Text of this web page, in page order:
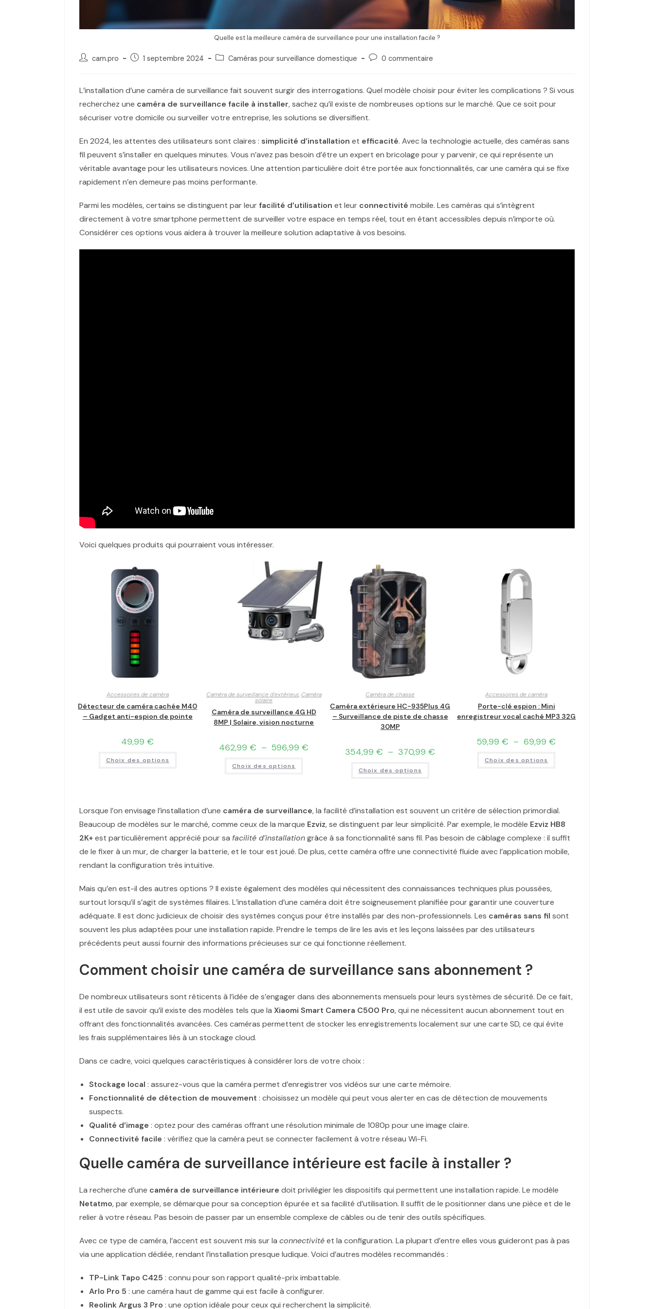
Quelle est la meilleure caméra de surveillance pour une installation facile ?
cam.pro 1 septembre 2024 Caméras pour surveillance domestique 0 commentaire
L’installation d’une caméra de surveillance fait souvent surgir des interrogations. Quel modèle choisir pour éviter les complications ? Si vous
recherchez une caméra de surveillance facile à installer, sachez qu’il existe de nombreuses options sur le marché. Que ce soit pour
sécuriser votre domicile ou surveiller votre entreprise, les solutions se diversifient.
En 2024, les attentes des utilisateurs sont claires : simplicité d’installation et efficacité. Avec la technologie actuelle, des caméras sans
fil peuvent s’installer en quelques minutes. Vous n’avez pas besoin d’être un expert en bricolage pour y parvenir, ce qui représente un
véritable avantage pour les utilisateurs novices. Une attention particulière doit être portée aux fonctionnalités, car une caméra qui se fixe
rapidement n’en demeure pas moins performante.
Parmi les modèles, certains se distinguent par leurfacilité d’utilisation et leur connectivité mobile. Les caméras qui s’intègrent
directement à votre smartphone permettent de surveiller votre espace en temps réel, tout en étant accessibles depuis n’importe où.
Considérer ces options vous aidera à trouver la meilleure solution adaptative à vos besoins.
Voici quelques produits qui pourraient vous intéresser.
Accessoires de caméra
Détecteur de caméra cachée M40
– Gadget anti-espion de pointe
49,99€
Choix des options
Caméra de surveillance d'extérieur, Caméra
solaire
Caméra de surveillance 4G HD
8MP | Solaire, vision nocturne
462,99€ – 596,99€
Choix des options
Caméra de chasse
Caméra extérieure HC-935Plus 4G
– Surveillance de piste de chasse
30MP
354,99€ – 370,99€
Choix des options
Accessoires de caméra
Porte-clé espion : Mini
enregistreur vocal caché MP3 32G
59,99€ – 69,99€
Choix des options
Lorsque l’on envisage l’installation d’une caméra de surveillance, la facilité d’installation est souvent un critère de sélection primordial.
Beaucoup de modèles sur le marché, comme ceux de la marque Ezviz, se distinguent par leur simplicité. Par exemple, le modèle Ezviz HB8
2K+est particulièrement apprécié pour sa facilité d’installationgrâce à sa fonctionnalité sans fil. Pas besoin de câblage complexe : il suffit
de le fixer à un mur, de charger la batterie, et le tour est joué. De plus, cette caméra offre une connectivité fluide avec l’application mobile,
rendant la configuration très intuitive.
Mais qu’en est-il des autres options ? Il existe également des modèles qui nécessitent des connaissances techniques plus poussées,
surtout lorsqu’il s’agit de systèmes filaires. L’installation d’une caméra doit être soigneusement planifiée pour garantir une couverture
adéquate. Il est donc judicieux de choisir des systèmes conçus pour être installés par des non-professionnels. Les caméras sans fil sont
souvent les plus adaptées pour une installation rapide. Prendre le temps de lire les avis et les leçons laissées par des utilisateurs
précédents peut aussi fournir des informations précieuses sur ce qui fonctionne réellement.
Comment choisir une caméra de surveillance sans abonnement ?
De nombreux utilisateurs sont réticents à l’idée de s’engager dans des abonnements mensuels pour leurs systèmes de sécurité. De ce fait,
il est utile de savoir qu’il existe des modèles tels que la Xiaomi Smart Camera C500 Pro, qui ne nécessitent aucun abonnement tout en
offrant des fonctionnalités avancées. Ces caméras permettent de stocker les enregistrements localement sur une carte SD, ce qui évite
les frais supplémentaires liés à un stockage cloud.
Dans ce cadre, voici quelques caractéristiques à considérer lors de votre choix :
Stockage local : assurez-vous que la caméra permet d’enregistrer vos vidéos sur une carte mémoire.
Fonctionnalité de détection de mouvement : choisissez un modèle qui peut vous alerter en cas de détection de mouvements
suspects.
Qualité d’image : optez pour des caméras offrant une résolution minimale de 1080p pour une image claire.
Connectivité facile : vérifiez que la caméra peut se connecter facilement à votre réseau Wi-Fi.
Quelle caméra de surveillance intérieure est facile à installer ?
La recherche d’une caméra de surveillance intérieure doit privilégier les dispositifs qui permettent une installation rapide. Le modèle
Netatmo, par exemple, se démarque pour sa conception épurée et sa facilité d’utilisation. Il suffit de le positionner dans une pièce et de le
relier à votre réseau. Pas besoin de passer par un ensemble complexe de câbles ou de tenir des outils spécifiques.
Avec ce type de caméra, l’accent est souvent mis sur la connectivitéet la configuration. La plupart d’entre elles vous guideront pas à pas
via une application dédiée, rendant l’installation presque ludique. Voici d’autres modèles recommandés :
TP-Link Tapo C425 : connu pour son rapport qualité-prix imbattable.
Arlo Pro 5 : une caméra haut de gamme qui est facile à configurer.
Reolink Argus 3 Pro : une option idéale pour ceux qui recherchent la simplicité.